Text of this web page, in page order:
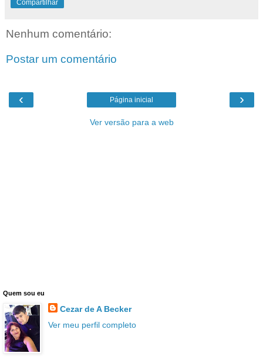
Compartilhar
Nenhum comentário:
Postar um comentário
‹ ›
Página inicial
Ver versão para a web
Quem sou eu
Cezar de A Becker
Ver meu perfil completo